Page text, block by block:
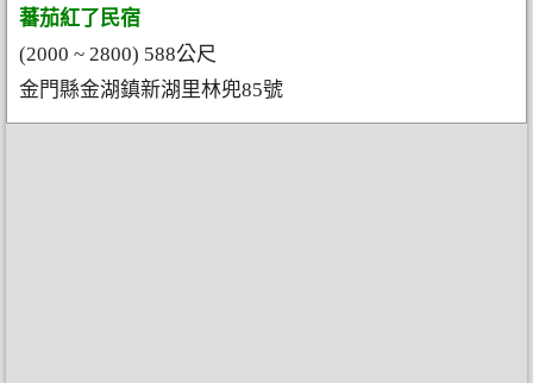
蕃茄紅了民宿
(2000 ~ 2800) 588公尺
金門縣金湖鎮新湖里林兜85號